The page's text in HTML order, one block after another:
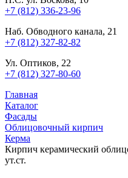
+7 (812) 336-23-96
Наб. Обводного канала, 21
+7 (812) 327-82-82
Ул. Оптиков, 22
+7 (812) 327-80-60
Главная
Каталог
Фасады
Облицовочный кирпич
Керма
Кирпич керамический
ут.ст.